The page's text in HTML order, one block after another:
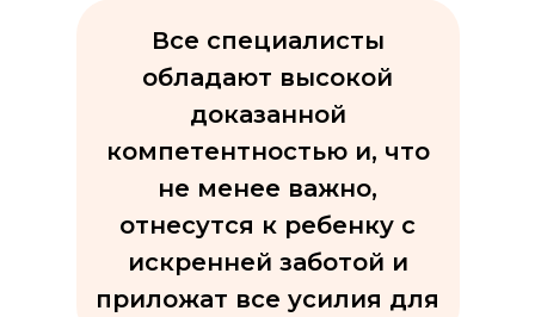
Все специалисты
обладают высокой
доказанной
компетентностью и, что
не менее важно,
отнесутся к ребенку с
искренней заботой и
приложат все усилия для